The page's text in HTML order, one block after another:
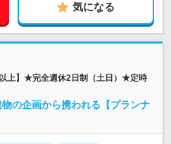
気になる
上】★完全週休2日制（土日）★定時
の企画から携われる【プランナ